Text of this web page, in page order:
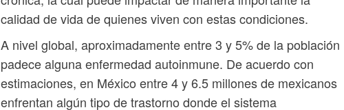
calidad de vida de quienes viven con estas condiciones.
A nivel global, aproximadamente entre 3 y 5% de la población
padece alguna enfermedad autoinmune. De acuerdo con
estimaciones, en México entre 4 y 6.5 millones de mexicanos
enfrentan algún tipo de trastorno donde el sistema